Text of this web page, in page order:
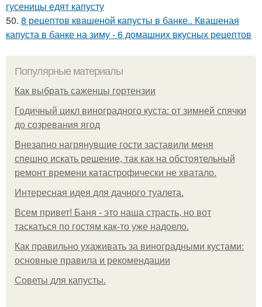
гусеницы едят капусту
50. 8 рецептов квашеной капусты в банке.. Квашеная
капуста в банке на зиму - 6 домашних вкусных рецептов
Популярные материалы
Как выбрать саженцы гортензии
Годичный цикл виноградного куста: от зимней спячки
до созревания ягод
Внезапно нагрянувшие гости заставили меня
спешно искать решение, так как на обстоятельный
ремонт времени катастрофически не хватало.
Интересная идея для дачного туалета.
Всем привет! Баня - это наша страсть, но вот
таскаться по гостям как-то уже надоело.
Как правильно ухаживать за виноградными кустами:
основные правила и рекомендации
Советы для капусты.